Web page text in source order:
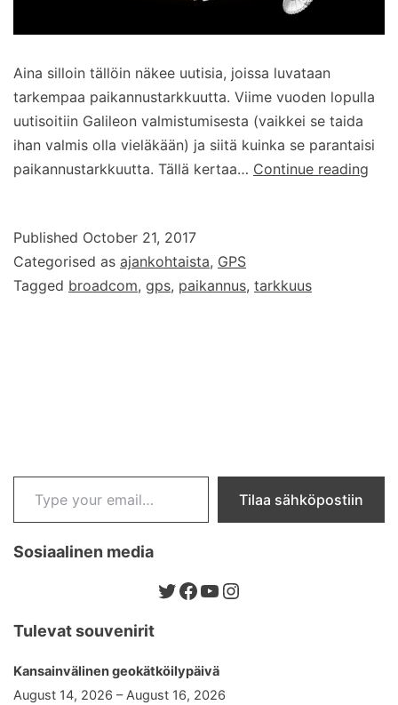
Aina silloin tällöin näkee uutisia, joissa luvataan
tarkempaa paikannustarkkuutta. Viime vuoden lopulla
uutisoitiin Galileon valmistumisesta (vaikkei se taida
ihan valmis olla vieläkään) ja siitä kuinka se parantaisi
paikannustarkkuutta. Tällä kertaa… Continue reading
Published October 21, 2017
Categorised as ajankohtaista, GPS
Tagged broadcom, gps, paikannus, tarkkuus
Type your email…
Tilaa sähköpostiin
Sosiaalinen media
Twitter
Facebook
YouTube
Instagram
Tulevat souvenirit
Kansainvälinen geokätköilypäivä
August 14, 2026 – August 16, 2026